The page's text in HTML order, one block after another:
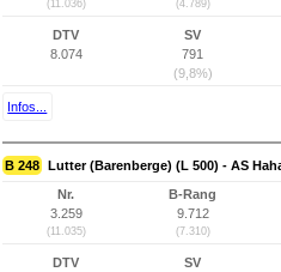
(11.036) (4.789)
DTV
8.074
SV
791
(9,8%)
Infos...
B 248 Lutter (Barenberge) (L 500) - AS
Nr.
3.259
(11.035)
B-Rang
9.712
(7.310)
DTV
SV